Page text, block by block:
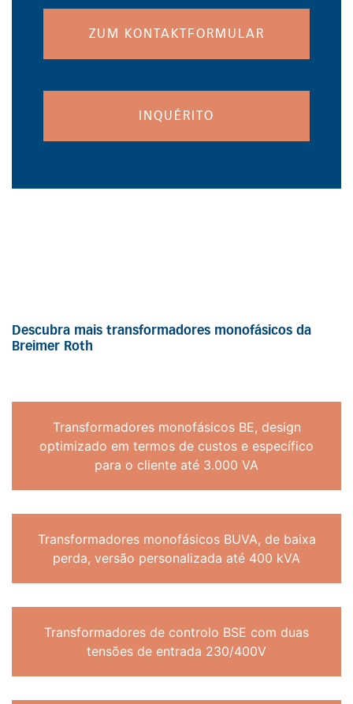
ZUM KONTAKTFORMULAR
INQUÉRITO
Descubra mais transformadores monofásicos da
Breimer Roth
Transformadores monofásicos BE, design
optimizado em termos de custos e específico
para o cliente até 3.000 VA
Transformadores monofásicos BUVA, de baixa
perda, versão personalizada até 400 kVA
Transformadores de controlo BSE com duas
tensões de entrada 230/400V